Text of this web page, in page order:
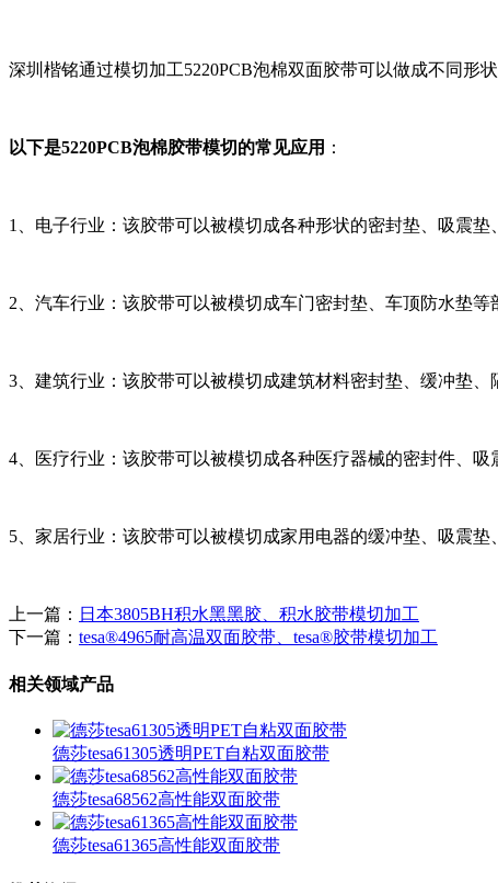
深圳楷铭通过模切加工5220PCB泡棉双面胶带可以做成不同形
以下是5220PCB泡棉胶带模切的常见应用 ：
1、电子行业：该胶带可以被模切成各种形状的密封垫、吸震
2、汽车行业：该胶带可以被模切成车门密封垫、车顶防水垫等
3、建筑行业：该胶带可以被模切成建筑材料密封垫、缓冲垫、
4、医疗行业：该胶带可以被模切成各种医疗器械的密封件、
5、家居行业：该胶带可以被模切成家用电器的缓冲垫、吸震
上一篇： 日本3805BH积水黑黑胶、积水胶带模切加工
下一篇： tesa®4965耐高温双面胶带、tesa®胶带模切加工
相关领域产品
德莎tesa61305透明PET自粘双面胶带
德莎tesa68562高性能双面胶带
德莎tesa61365高性能双面胶带